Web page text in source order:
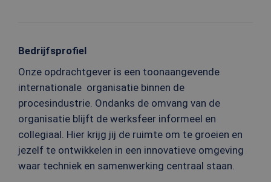
Bedrijfsprofiel
Onze opdrachtgever is een toonaangevende
internationale organisatie binnen de
procesindustrie. Ondanks de omvang van de
organisatie blijft de werksfeer informeel en
collegiaal. Hier krijg jij de ruimte om te groeien en
jezelf te ontwikkelen in een innovatieve omgeving
waar techniek en samenwerking centraal staan.